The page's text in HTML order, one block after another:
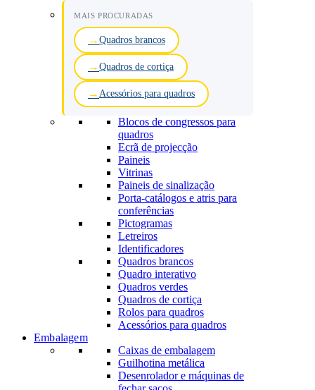
MAIS PROCURADAS
Quadros brancos
Quadros de cortiça
Acessórios para quadros
Blocos de congressos para
quadros
Ecrã de projecção
Paineis
Vitrinas
Paineis de sinalização
Porta-catálogos e atris para
conferências
Pictogramas
Letreiros
Identificadores
Quadros brancos
Quadro interativo
Quadros verdes
Quadros de cortiça
Rolos para quadros
Acessórios para quadros
Embalagem
Caixas de embalagem
Guilhotina metálica
Desenrolador e máquinas de